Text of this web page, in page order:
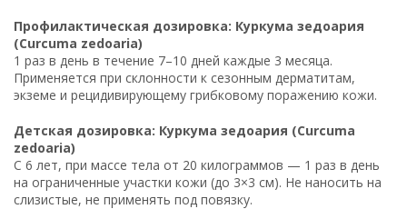
Профилактическая дозировка: Куркума зедоария
(Curcuma zedoaria)
1 раз в день в течение 7–10 дней каждые 3 месяца.
Применяется при склонности к сезонным дерматитам,
экземе и рецидивирующему грибковому поражению кожи.
Детская дозировка: Куркума зедоария (Curcuma
zedoaria)
С 6 лет, при массе тела от 20 килограммов — 1 раз в день
на ограниченные участки кожи (до 3×3 см). Не наносить на
слизистые, не применять под повязку.